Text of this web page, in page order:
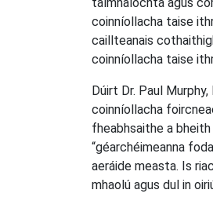
coinníollacha taise
caillteanais
coinníollacha taise
Dúirt Dr. Paul
coinníollacha
fheabhsaithe a bheith
“géarchéimeanna
aeráide measta. Is
mhaolú agus dul in